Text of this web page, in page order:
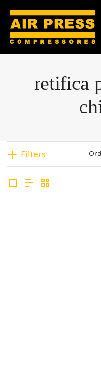
retifica
Filters